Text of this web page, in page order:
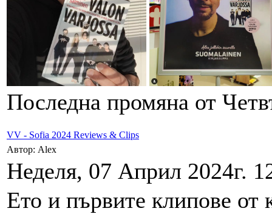
Последна промяна от
VV - Sofia 2024 Reviews & Clips
Автор: Alex
Неделя, 07 Април 2024г.
Ето и първите клипове от